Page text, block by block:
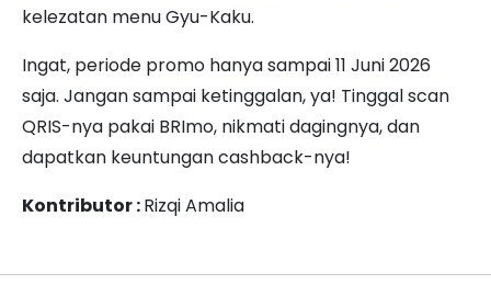
kelezatan menu Gyu-Kaku.
Ingat, periode promo hanya sampai 11 Juni 2026
saja. Jangan sampai ketinggalan, ya! Tinggal scan
QRIS-nya pakai BRImo, nikmati dagingnya, dan
dapatkan keuntungan cashback-nya!
Kontributor :Rizqi Amalia